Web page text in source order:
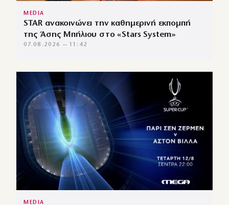
MEDIA
STAR ανακοινώνει την καθημερινή εκπομπή
της Άσης Μπήλιου στο «Stars System»
07.08.2026 — 11:42
MEDIA